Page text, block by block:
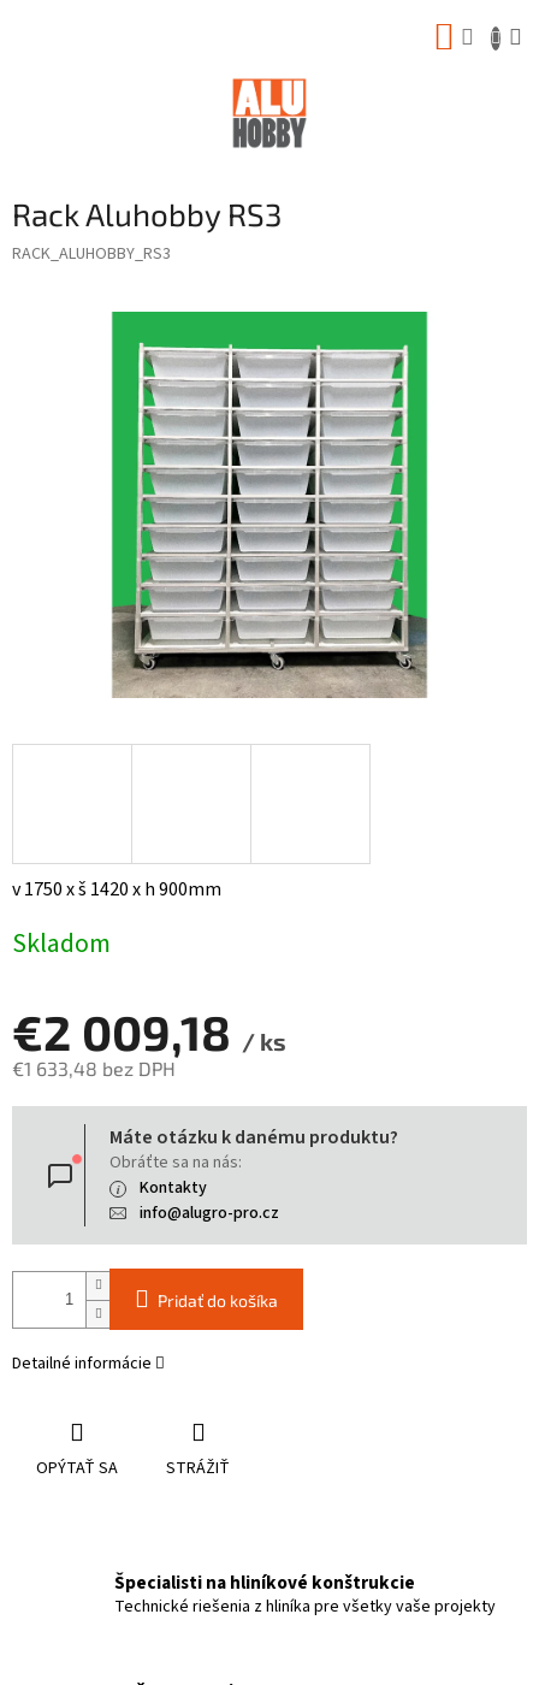
Rack Aluhobby RS3
RACK_ALUHOBBY_RS3
v 1750 x š 1420 x h 900mm
Skladom
€2 009,18 / ks
€1 633,48 bez DPH
Jednotková
Máte otázku k danému produktu?
Obráťte sa na nás:
Kontakty
info@alugro-pro.cz
Pridať do košíka
Detailné informácie
OPÝTAŤ SA STRÁŽIŤ
Špecialisti na hliníkové konštrukcie
Technické riešenia z hliníka pre všetky vaše projekty